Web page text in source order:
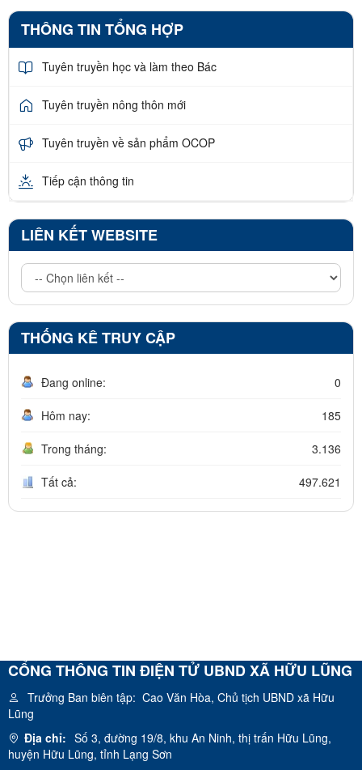
THÔNG TIN TỔNG HỢP
Tuyên truyền học và làm theo Bác
Tuyên truyền nông thôn mới
Tuyên truyền về sản phẩm OCOP
Tiếp cận thông tin
LIÊN KẾT WEBSITE
THỐNG KÊ TRUY CẬP
Đang online: 0
Hôm nay: 185
Trong tháng: 3.136
Tất cả: 497.621
CỔNG THÔNG TIN ĐIỆN TỬ UBND XÃ HỮU LŨNG
Trưởng Ban biên tập: Cao Văn Hòa, Chủ tịch UBND xã Hữu
Lũng
Địa chỉ: Số 3, đường 19/8, khu An Ninh, thị trấn Hữu Lũng,
huyện Hữu Lũng, tỉnh Lạng Sơn